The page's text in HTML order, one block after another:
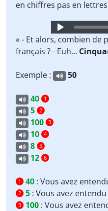
en chiffres pas en
Audio
Player
« - Et alors, combien de
français ? - Euh...
Exemple : 50
40 1
5 2
100 3
10 4
8 5
12 6
1 40 : Vous avez
2 5 : Vous avez entendu
3 100 : Vous avez